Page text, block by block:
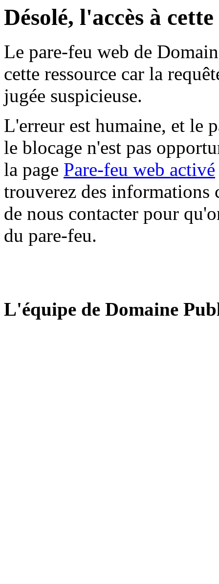
Désolé, l'accès à
Le pare-feu web de
cette ressource car la
jugée suspicieuse.
L'erreur est humaine, et le
le blocage n'est pas
la page Pare-feu web activé
trouverez des informations
de nous contacter pour
du pare-feu.
L'équipe de Domaine